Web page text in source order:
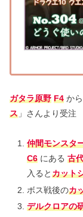
ガタラ原野 F4 から
ス 」さんより受注
仲間モンスタ
C6にある 古
入るとカット
ボス戦後のカ
デルクロアの